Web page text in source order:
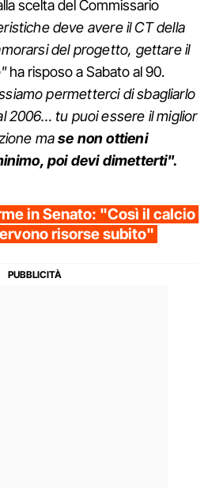
scelta del Commissario
deve avere il CT della
del progetto, gettare il
ha risposo a Sabato al 90.
permetterci di sbagliarlo
2006… tu puoi essere il miglior
mase non ottieni
poi devi dimetterti".
in Senato: "Così il calcio
risorse subito"